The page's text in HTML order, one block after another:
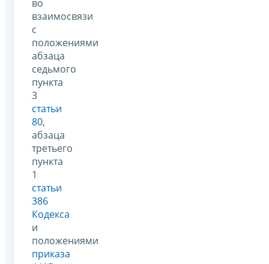
во
взаимосвязи
с
положениями
абзаца
седьмого
пункта
3
статьи
80,
абзаца
третьего
пункта
1
статьи
386
Кодекса
и
положениями
приказа